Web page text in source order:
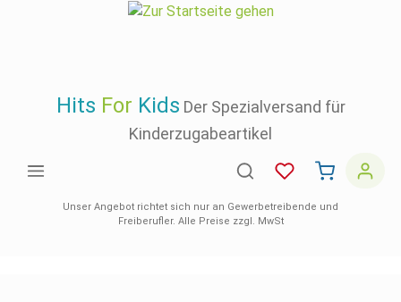
Hits For Kids Der Spezialversand für
Kinderzugabeartikel
Unser Angebot richtet sich nur an Gewerbetreibende und
Freiberufler. Alle Preise zzgl. MwSt